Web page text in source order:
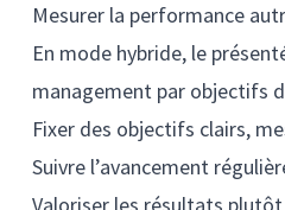
Mesurer la performance
En mode hybride, le
management par objectifs
Fixer des objectifs clairs,
Suivre l’avancement